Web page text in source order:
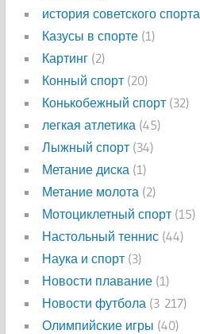
история советского спорта
Казусы в спорте (1)
Картинг (2)
Конный спорт (20)
Конькобежный спорт (32)
легкая атлетика (45)
Лыжный спорт (34)
Метание диска (1)
Метание молота (2)
Мотоциклетный спорт (15)
Настольный теннис (44)
Наука и спорт (3)
Новости плавание (1)
Новости футбола (3 217)
Олимпийские игры (40)